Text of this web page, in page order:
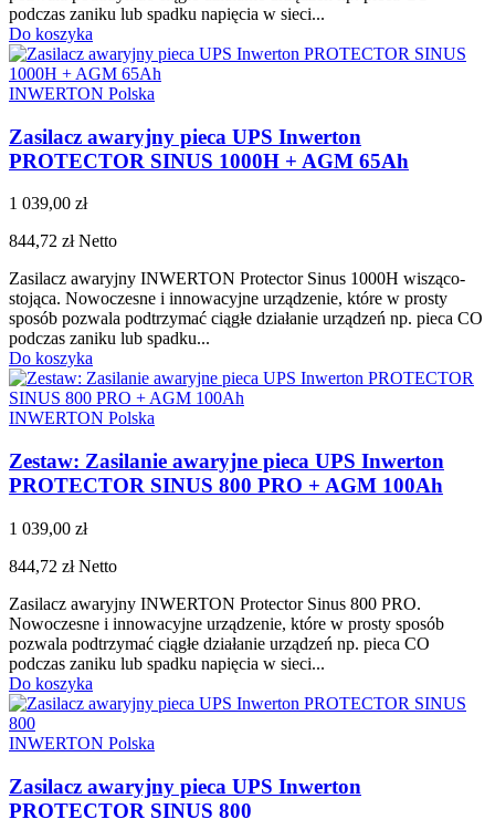
podczas zaniku lub spadku napięcia w sieci...
Do koszyka
INWERTON Polska
Zasilacz awaryjny pieca UPS Inwerton
PROTECTOR SINUS 1000H + AGM 65Ah
1 039,00 zł
844,72 złNetto
Zasilacz awaryjny INWERTON Protector Sinus 1000H wisząco-
stojąca. Nowoczesne i innowacyjne urządzenie, które w prosty
sposób pozwala podtrzymać ciągłe działanie urządzeń np. pieca CO
podczas zaniku lub spadku...
Do koszyka
INWERTON Polska
Zestaw: Zasilanie awaryjne pieca UPS Inwerton
PROTECTOR SINUS 800 PRO + AGM 100Ah
1 039,00 zł
844,72 złNetto
Zasilacz awaryjny INWERTON Protector Sinus 800 PRO.
Nowoczesne i innowacyjne urządzenie, które w prosty sposób
pozwala podtrzymać ciągłe działanie urządzeń np. pieca CO
podczas zaniku lub spadku napięcia w sieci...
Do koszyka
INWERTON Polska
Zasilacz awaryjny pieca UPS Inwerton
PROTECTOR SINUS 800